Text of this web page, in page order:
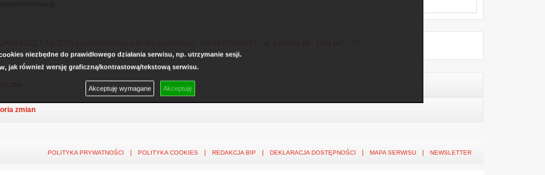
niezbędne do prawidłowego działania serwisu, np. utrzymanie sesji.
jak również wersję graficzną/kontrastową/tekstową serwisu.
Akceptuję wymagane Akceptuję
II.6222.1.51.2025 zaświadczenie o braku sprzeciwu_ 15649 (96910N!)_ ul. Liniowa dz. 15I8.pdf
zmian
POLITYKA PRYWATNOŚCI POLITYKA COOKIES REDAKCJA BIP DEKLARACJA DOSTĘPNOŚCI MAPA SERWISU NEWSLETTER